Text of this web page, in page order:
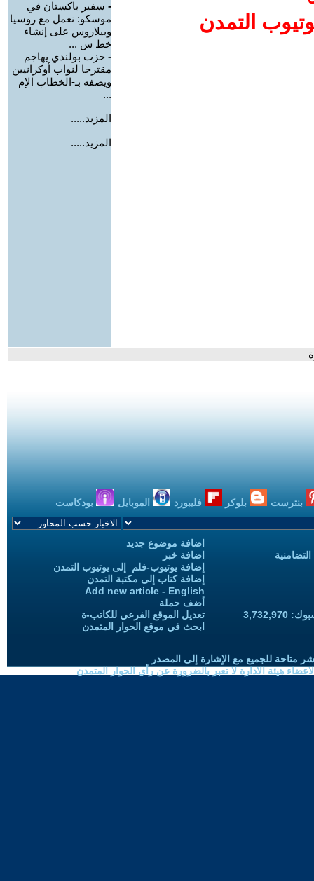
التمدن
- سفير باكستان في
موسكو: نعمل مع روسيا
وبيلاروس على إنشاء
خط س ...
- حزب بولندي يهاجم
مقترحا لنواب أوكرانيين
ويصفه بـ-الخطاب الإم
...
المزيد.....
المزيد.....
بنترست بلوكر فليبورد الموبايل بودكاست
اضافة موضوع جديد
اضافة خبر
إضافة يوتيوب-فلم إلى يوتيوب التمدن
إضافة كتاب إلى مكتبة التمدن
Add new article - English
أضف حملة
تعديل الموقع الفرعي للكاتب-ة
ابحث في موقع الحوار المتمدن
متاحة للجميع مع الإشارة إلى المصدر
هيئة الادارة لا تعبر بالضرورة عن رأي الحوار المتمدن